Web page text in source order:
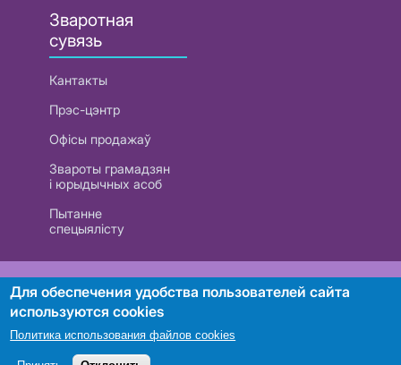
Зваротная
сувязь
Кантакты
Прэс-цэнтр
Офісы продажаў
Звароты грамадзян
і юрыдычных асоб
Пытанне
спецыялісту
РУП «Белтэлекам». УНП 101007741
Пошук
Для обеспечения удобства пользователей сайта
используются cookies
Политика использования файлов cookies